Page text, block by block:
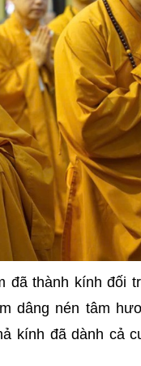
đã thành kính đối
dâng nén tâm
kính đã dành cả